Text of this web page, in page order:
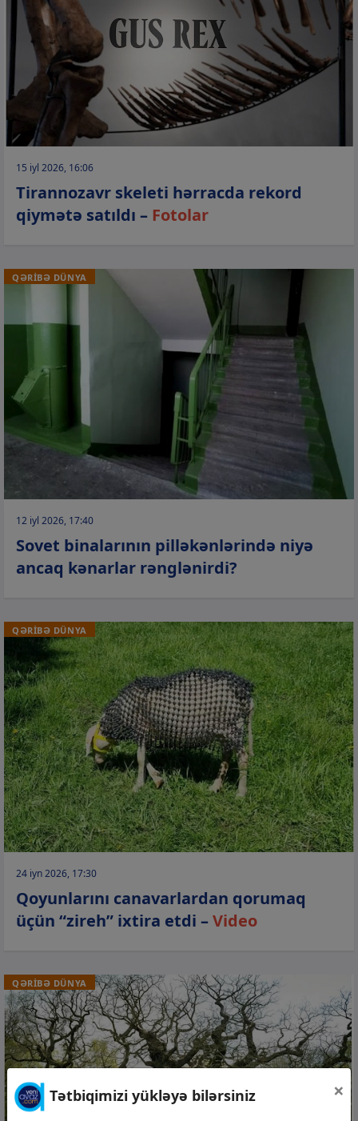
15 iyl 2026, 16:06
Tirannozavr skeleti hərracda rekord
qiymətə satıldı – Fotolar
QƏRİBƏ DÜNYA
12 iyl 2026, 17:40
Sovet binalarının pilləkənlərində niyə
ancaq kənarlar rənglənirdi?
QƏRİBƏ DÜNYA
24 iyn 2026, 17:30
Qoyunlarını canavarlardan qorumaq
üçün “zireh” ixtira etdi –Video
QƏRİBƏ DÜNYA
Tətbiqimizi yükləyə bilərsiniz ×